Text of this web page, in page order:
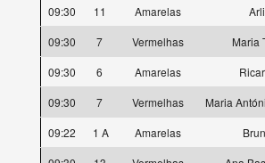
09:30
11 Amarelas
09:30
7 Vermelhas
Maria
09:30
6 Amarelas
09:30
7 Vermelhas
Maria
09:22
1 A Amarelas